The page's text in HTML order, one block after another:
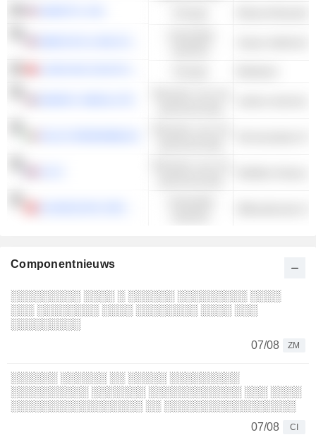
Componentnieuws
░░░░░░░░░ ░░░░ ░ ░░░░░░ ░░░░░░░░░ ░░░░
░░░ ░░░░░░░░ ░░░░ ░░░░░░░░ ░░░░ ░░░
░░░░░░░░░
07/08
ZM
░░░░░░ ░░░░░░ ░░ ░░░░░ ░░░░░░░░░
░░░░░░░░░░ ░░░░░░░ ░░░░░░░░░░░░ ░░░ ░░░░
░░░░░░░░░░░░░░░░░ ░░ ░░░░░░░░░░░░░░░░░
07/08
CI